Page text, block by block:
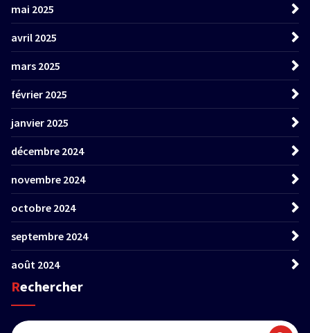
mai 2025
avril 2025
mars 2025
février 2025
janvier 2025
décembre 2024
novembre 2024
octobre 2024
septembre 2024
août 2024
Rechercher